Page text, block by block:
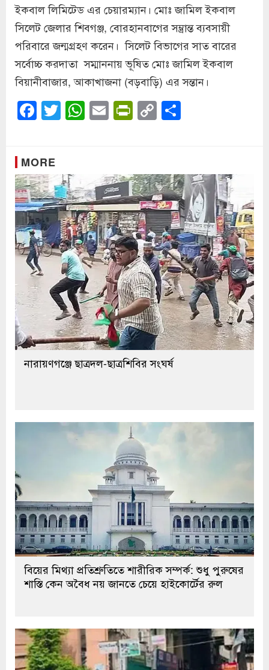
ইকবাল লিমিটেড এর চেয়ারম্যান। মোঃ জামিল ইকবাল
সিলেট জেলার শিবগঞ্জ, বোরহানবাগের সম্ভ্রান্ত ব্যবসায়ী
পরিবারে জন্মগ্রহণ করেন। সিলেট বিভাগের সাত বারের
সর্বোচ্চ করদাতা সম্মাননায় ভূষিত মোঃ জামিল ইকবাল
বিয়ানীবাজার, আকাখাজনা (বড়বাড়ি) এর সন্তান।
Facebook
Twitter
WhatsApp
EmailPrintFriendly
Copy
Link
MORE
নারায়ণগঞ্জে ছাত্রদল-ছাত্রশিবির সংঘর্ষ
বিয়ের মিথ্যা প্রতিশ্রুতিতে শারীরিক সম্পর্ক: শুধু পুরুষের
শাস্তি কেন অবৈধ নয় জানতে চেয়ে হাইকোর্টের রুল